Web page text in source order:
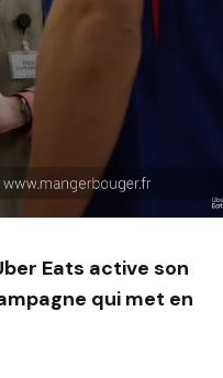
Eats active son
qui met en